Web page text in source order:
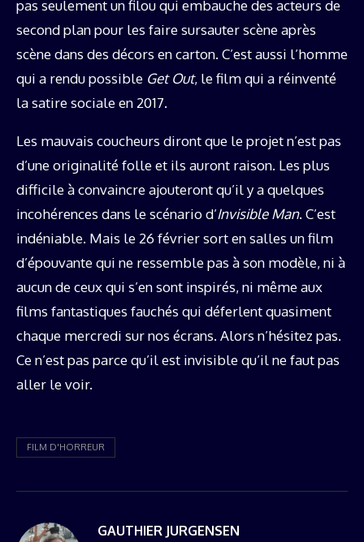
pas seulement un filou qui embauche des acteurs de
second plan pour les faire sursauter scène après
scène dans des décors en carton. C’est aussi l’homme
qui a rendu possible Get Out, le film qui a réinventé
la satire sociale en 2017.
Les mauvais coucheurs diront que le projet n’est pas
d’une originalité folle et ils auront raison. Les plus
difficile à convaincre ajouteront qu’il y a quelques
incohérences dans le scénario d’Invisible Man. C’est
indéniable. Mais le 26 février sort en salles un film
d’épouvante qui ne ressemble pas à son modèle, ni à
aucun de ceux qui s’en sont inspirés, ni même aux
films fantastiques fauchés qui déferlent quasiment
chaque mercredi sur nos écrans. Alors n’hésitez pas.
Ce n’est pas parce qu’il est invisible qu’il ne faut pas
aller le voir.
FILM D'HORREUR
GAUTHIER JURGENSEN